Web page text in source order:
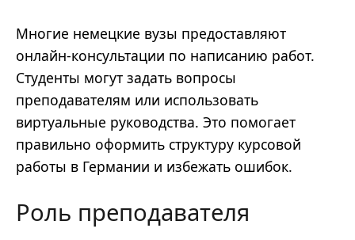
Многие немецкие вузы предоставляют
онлайн-консультации по написанию работ.
Студенты могут задать вопросы
преподавателям или использовать
виртуальные руководства. Это помогает
правильно оформить структуру курсовой
работы в Германии и избежать ошибок.
Роль преподавателя